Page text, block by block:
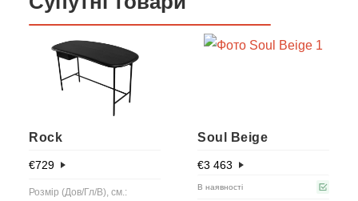
Rock
€729
Розмір (Дов/Гл/В), см.:
Soul Beige
€3 463
В наявності